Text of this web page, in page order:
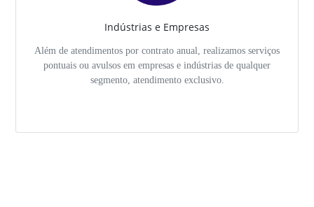
Indústrias e Empresas
Além de atendimentos por contrato anual, realizamos serviços
pontuais ou avulsos em empresas e indústrias de qualquer
segmento, atendimento exclusivo.